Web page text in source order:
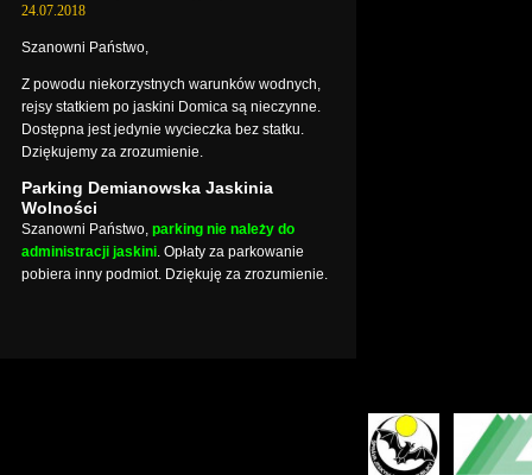
24.07.2018
Szanowni Państwo,
Z powodu niekorzystnych warunków wodnych,
rejsy statkiem po jaskini Domica są nieczynne.
Dostępna jest jedynie wycieczka bez statku.
Dziękujemy za zrozumienie.
Parking Demianowska Jaskinia
Wolności
Szanowni Państwo, parking nie należy do
administracji jaskini . Opłaty za parkowanie
pobiera inny podmiot. Dziękuję za zrozumienie.